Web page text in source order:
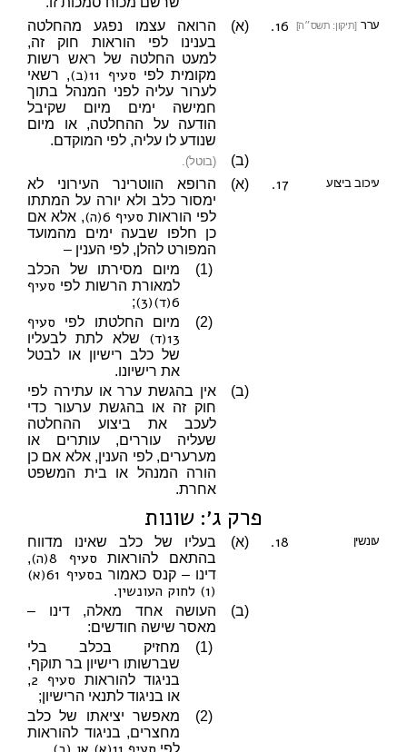
16. ערר [תיקון: תשס״ה] (א)
הרואה עצמו נפגע מהחלטה
בענינו לפי הוראות חוק זה,
למעט החלטה של ראש רשות
מקומית לפי סעיף 11(ב)
, רשאי
לערור עליה לפני המנהל בתוך
חמישה ימים מיום שקיבל
הודעה על ההחלטה, או מיום
שנודע לו עליה, לפי המוקדם.
(ב)
(בוטל).
17. עיכוב ביצוע (א)
הרופא הווטרינר העירוני לא
ימסור כלב ולא יורה על המתתו
לפי הוראות סעיף 6(ה)
, אלא אם
כן חלפו שבעה ימים מהמועד
המפורט להלן, לפי הענין –
(1)
מיום מסירתו של הכלב
למאורת הרשות לפי סעיף
6(ד)(3)
;
(2)
מיום החלטתו לפי סעיף
13(ד)
שלא לתת לבעליו
של כלב רישיון או לבטל
את רישיונו.
(ב)
אין בהגשת ערר או עתירה לפי
חוק זה או בהגשת ערעור כדי
לעכב את ביצוע ההחלטה
שעליה עוררים, עותרים או
מערערים, לפי הענין, אלא אם כן
הורה המנהל או בית המשפט
אחרת.
פרק ג׳: שונות
18. עונשין (א)
בעליו של כלב שאינו מדווח
בהתאם להוראות סעיף 8(ה)
,
דינו – קנס כאמור
בסעיף 61(א)
(1) לחוק העונשין
.
(ב)
העושה אחד מאלה, דינו –
מאסר שישה חודשים:
(1)
מחזיק בכלב בלי
שברשותו רישיון בר תוקף,
בניגוד להוראות סעיף 2
,
או בניגוד לתנאי הרישיון;
(2)
מאפשר יציאתו של כלב
מחצרים, בניגוד להוראות
לפי